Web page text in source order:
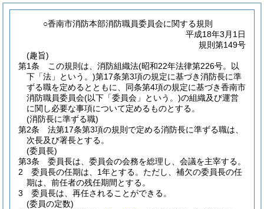
○香南市消防本部消防職員委員会に関する規則
平成18年3月1日
規則第149号
(趣旨)
第1条
この規則は、消防組織法(昭和22年法律第226号。以
下「法」という。)第17条第3項の規定に基づき消防長に準
ずる職を定めるとともに、同条第4項の規定に基づき香南市
消防職員委員会(以下「委員会」という。)の組織及び運営
に関し必要な事項について定めるものとする。
(消防長に準ずる職)
第2条
法第17条第3項の規則で定める消防長に準ずる職は、
次長及び署長とする。
(委員長)
第3条
委員長は、委員会の会務を総理し、会議を主宰する。
2
委員長の任期は、1年とする。 ただし、補欠の委員長の任
期は、前任者の残任期間とする。
3
委員長は、再任されることができる。
(委員の定数)